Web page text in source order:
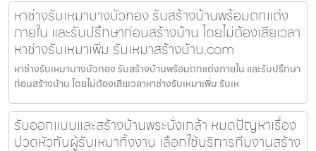
หาช่างรับเหมาบางบัวทอง รับสร้างบ้านพร้อมตกแต่ง
ภายใน และรับปรึกษาก่อนสร้างบ้าน โดยไม่ต้องเสียเวลา
หาช่างรับเหมาเพิ่ม รับเหมาสร้างบ้าน.com
หาช่างรับเหมาบางบัวทอง รับสร้างบ้านพร้อมตกแต่งภายใน และรับปรึกษา
ก่อนสร้างบ้าน โดยไม่ต้องเสียเวลาหาช่างรับเหมาเพิ่ม รับเห
รับออกแบบและสร้างบ้านพระนั่งเกล้า หมดปัญหาเรื่อง
ปวดหัวกับผู้รับเหมาทิ้งงาน เลือกใช้บริการทีมงานสร้าง